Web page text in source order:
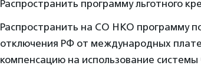
Распространить программу льготного
Распространить на СО НКО программу
отключения РФ от международных
компенсацию на использование